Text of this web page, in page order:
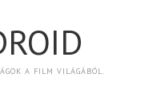
A FILM VILÁGÁBÓL.